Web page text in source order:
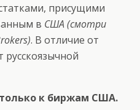
присущими
в США (смотри
). В отличие от
русскоязычной
только к биржам США.